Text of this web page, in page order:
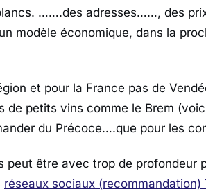
…….des adresses……, des
modèle économique, dans la
et pour la France pas de
de petits vins comme le Brem
du Précoce….que pour les
peut être avec trop de profondeur
réseaux sociaux (recommandation)